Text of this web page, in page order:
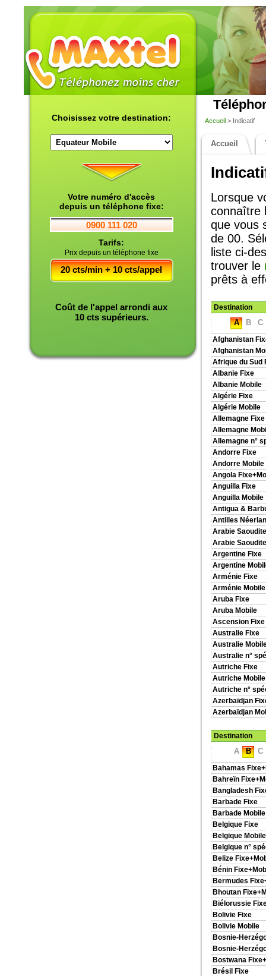
Choisissez votre destination:
Votre numéro d'accès
depuis un téléphone fixe:
0900 111 020
Tarifs:
Prix depuis un téléphone fixe
20 cts/min + 10 cts/appel
Coût de l'appel arrondi aux
10 cts supérieurs.
Accueil > Indicatif
Accueil
Lorsque
connaître
que vous
de 00.
liste ci-
trouver le
prêts à
Destination
A B C
Afghanistan
Afghanistan
Afrique du Sud
Albanie Fixe
Albanie Mobile
Algérie Fixe
Algérie Mobile
Allemagne Fixe
Allemagne
Allemagne n°
Andorre Fixe
Andorre Mobile
Angola
Anguilla Fixe
Anguilla Mobile
Antigua &
Antilles
Arabie
Arabie
Argentine Fixe
Argentine
Arménie Fixe
Arménie Mobile
Aruba Fixe
Aruba Mobile
Ascension Fixe
Australie Fixe
Australie
Australie n°
Autriche Fixe
Autriche Mobile
Autriche n°
Azerbaïdjan
Azerbaïdjan
Destination
A B C
Bahamas
Bahreïn
Bangladesh
Barbade Fixe
Barbade Mobile
Belgique Fixe
Belgique Mobile
Belgique n°
Belize
Bénin
Bermudes
Bhoutan
Biélorussie
Bolivie Fixe
Bolivie Mobile
Bosnie-
Bosnie-
Bostwana
Brésil Fixe